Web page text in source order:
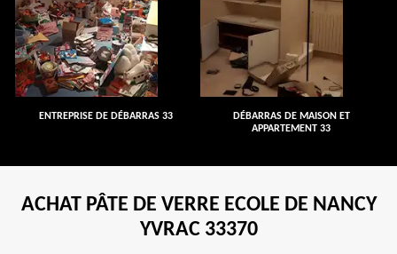
ENTREPRISE DE DÉBARRAS 33
DÉBARRAS DE MAISON ET
APPARTEMENT 33
ACHAT PÂTE DE VERRE ECOLE DE NANCY
YVRAC 33370